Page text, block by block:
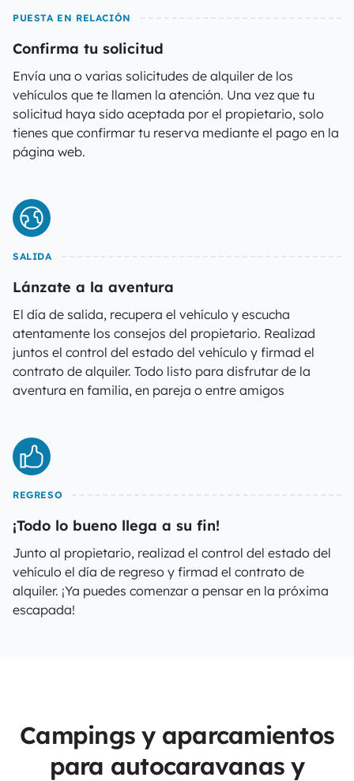
PUESTA EN RELACIÓN
Confirma tu solicitud
Envía una o varias solicitudes de alquiler de los
vehículos que te llamen la atención. Una vez que tu
solicitud haya sido aceptada por el propietario, solo
tienes que confirmar tu reserva mediante el pago en la
página web.
SALIDA
Lánzate a la aventura
El día de salida, recupera el vehículo y escucha
atentamente los consejos del propietario. Realizad
juntos el control del estado del vehículo y firmad el
contrato de alquiler. Todo listo para disfrutar de la
aventura en familia, en pareja o entre amigos
REGRESO
¡Todo lo bueno llega a su fin!
Junto al propietario, realizad el control del estado del
vehículo el día de regreso y firmad el contrato de
alquiler. ¡Ya puedes comenzar a pensar en la próxima
escapada!
Campings y aparcamientos
para autocaravanas y